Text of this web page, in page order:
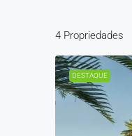
4 Propriedades
DESTAQUE